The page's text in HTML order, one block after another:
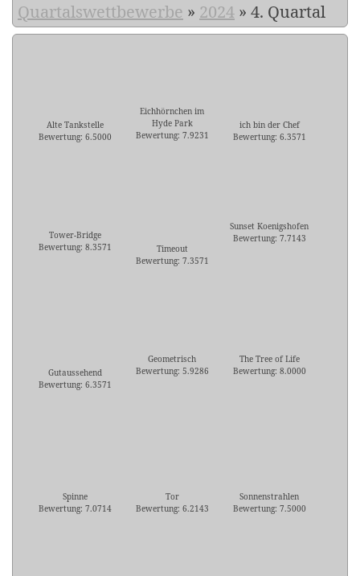
Quartalswettbewerbe » 2024 » 4. Quartal
Alte Tankstelle
Bewertung: 6.5000
Eichhörnchen im
Hyde Park
Bewertung: 7.9231
ich bin der Chef
Bewertung: 6.3571
Tower-Bridge
Bewertung: 8.3571
Timeout
Bewertung: 7.3571
Sunset Koenigshofen
Bewertung: 7.7143
Gutaussehend
Bewertung: 6.3571
Geometrisch
Bewertung: 5.9286
The Tree of Life
Bewertung: 8.0000
Spinne
Bewertung: 7.0714
Tor
Bewertung: 6.2143
Sonnenstrahlen
Bewertung: 7.5000